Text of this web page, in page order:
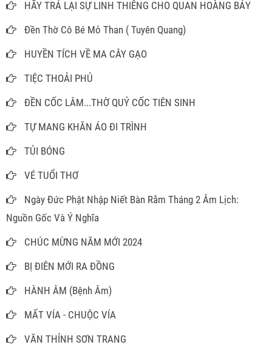
HÃY TRẢ LẠI SỰ LINH THIÊNG CHO QUAN HOÀNG BẢY
Đền Thờ Cô Bé Mỏ Than ( Tuyên Quang)
HUYỀN TÍCH VỀ MA CÂY GẠO
TIỆC THOẢI PHỦ
ĐỀN CỐC LÂM...THỜ QUỶ CỐC TIÊN SINH
TỰ MANG KHĂN ÁO ĐI TRÌNH
TỦI BÓNG
VÉ TUỔI THƠ
Ngày Đức Phật Nhập Niết Bàn Rằm Tháng 2 Âm Lịch:
Nguồn Gốc Và Ý Nghĩa
CHÚC MỪNG NĂM MỚI 2024
BỊ ĐIÊN MỚI RA ĐỒNG
HÀNH ÂM (Bệnh Âm)
MẤT VÍA - CHUỘC VÍA
VĂN THỈNH SƠN TRANG